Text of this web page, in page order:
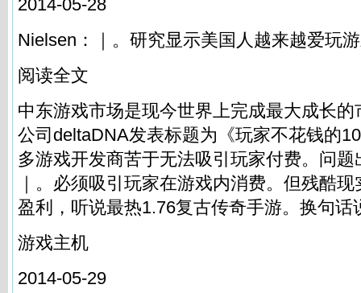
2014-05-28
Nielsen：｜。研究显示美国人越来越爱玩
阅读全文
中东游戏市场是现今世界上完成最大成长
公司deltaDNA发表标题为《玩家不花钱的
多游戏开发商苦于无法吸引玩家付费。问
｜。必须吸引玩家在游戏内消费。但残酷
盈利，听说最热1.76复古传奇手游。换句话
游戏主机
2014-05-29